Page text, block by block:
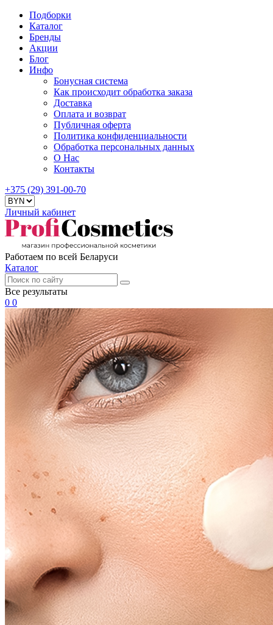
Подборки
Каталог
Бренды
Акции
Блог
Инфо
Бонусная система
Как происходит обработка заказа
Доставка
Оплата и возврат
Публичная оферта
Политика конфиденциальности
Обработка персональных данных
О Нас
Контакты
+375 (29) 391-00-70
Личный кабинет
Работаем по всей Беларуси
Каталог
Все результаты
0 0